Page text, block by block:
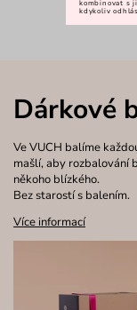
Dárkové
Ve VUCH balíme
mašlí, aby rozbalování
někoho blízkého.
Bez starostí s balením.
Více informací
kombinovat s
kdykoliv